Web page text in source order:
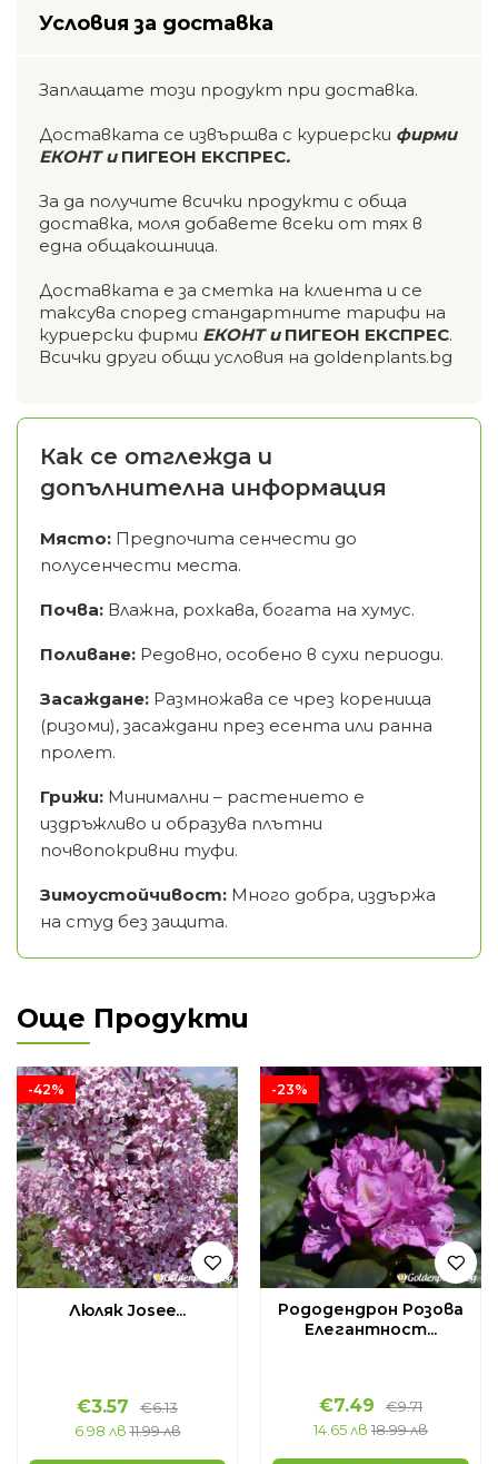
Условия за доставка
Заплащате този продукт при доставка.
Доставката се извършва с куриерски фирми
ЕКОНТ и ПИГЕОН ЕКСПРЕС.
За да получите всички продукти с обща
доставка, моля добавете всеки от тях в
една общакошница.
Доставката е за сметка на клиента и се
таксува според стандартните тарифи на
куриерски фирми ЕКОНТ и ПИГЕОН ЕКСПРЕС.
Всички други общи условия на goldenplants.bg
Как се отглежда и
допълнителна информация
Място: Предпочита сенчести до
полусенчести места.
Почва: Влажна, рохкава, богата на хумус.
Поливане: Редовно, особено в сухи периоди.
Засаждане: Размножава се чрез коренища
(ризоми), засаждани през есента или ранна
пролет.
Грижи: Минимални – растението е
издръжливо и образува плътни
почвопокривни туфи.
Зимоустойчивост: Много добра, издържа
на студ без защита.
Още Продукти
-42%
Люляк Josee...
€3.57 €6.13
6.98 лв 11.99 лв
-23%
Рододендрон Розова
Елегантност...
€7.49 €9.71
14.65 лв 18.99 лв